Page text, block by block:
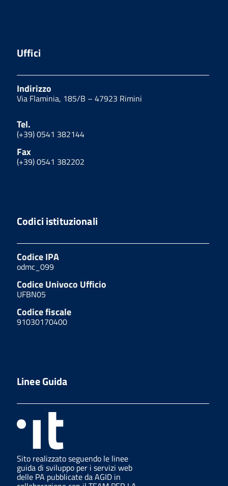
Uffici
Indirizzo
Via Flaminia, 185/B – 47923 Rimini
Tel.
(+39) 0541 382144
Fax
(+39) 0541 382202
Codici istituzionali
Codice IPA
odmc_099
Codice Univoco Ufficio
UFBN05
Codice fiscale
91030170400
Linee Guida
Sito realizzato seguendo le linee
guida di sviluppo per i servizi web
delle PA pubblicate da AGID in